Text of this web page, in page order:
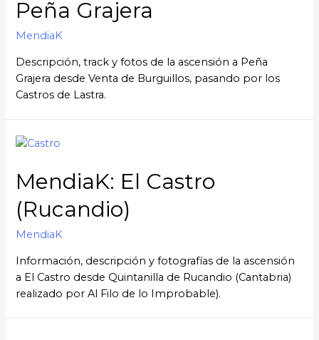
Peña Grajera
MendiaK
Descripción, track y fotos de la ascensión a Peña
Grajera desde Venta de Burguillos, pasando por los
Castros de Lastra.
MendiaK: El Castro
(Rucandio)
MendiaK
Información, descripción y fotografías de la ascensión
a El Castro desde Quintanilla de Rucandio (Cantabria)
realizado por Al Filo de lo Improbable).